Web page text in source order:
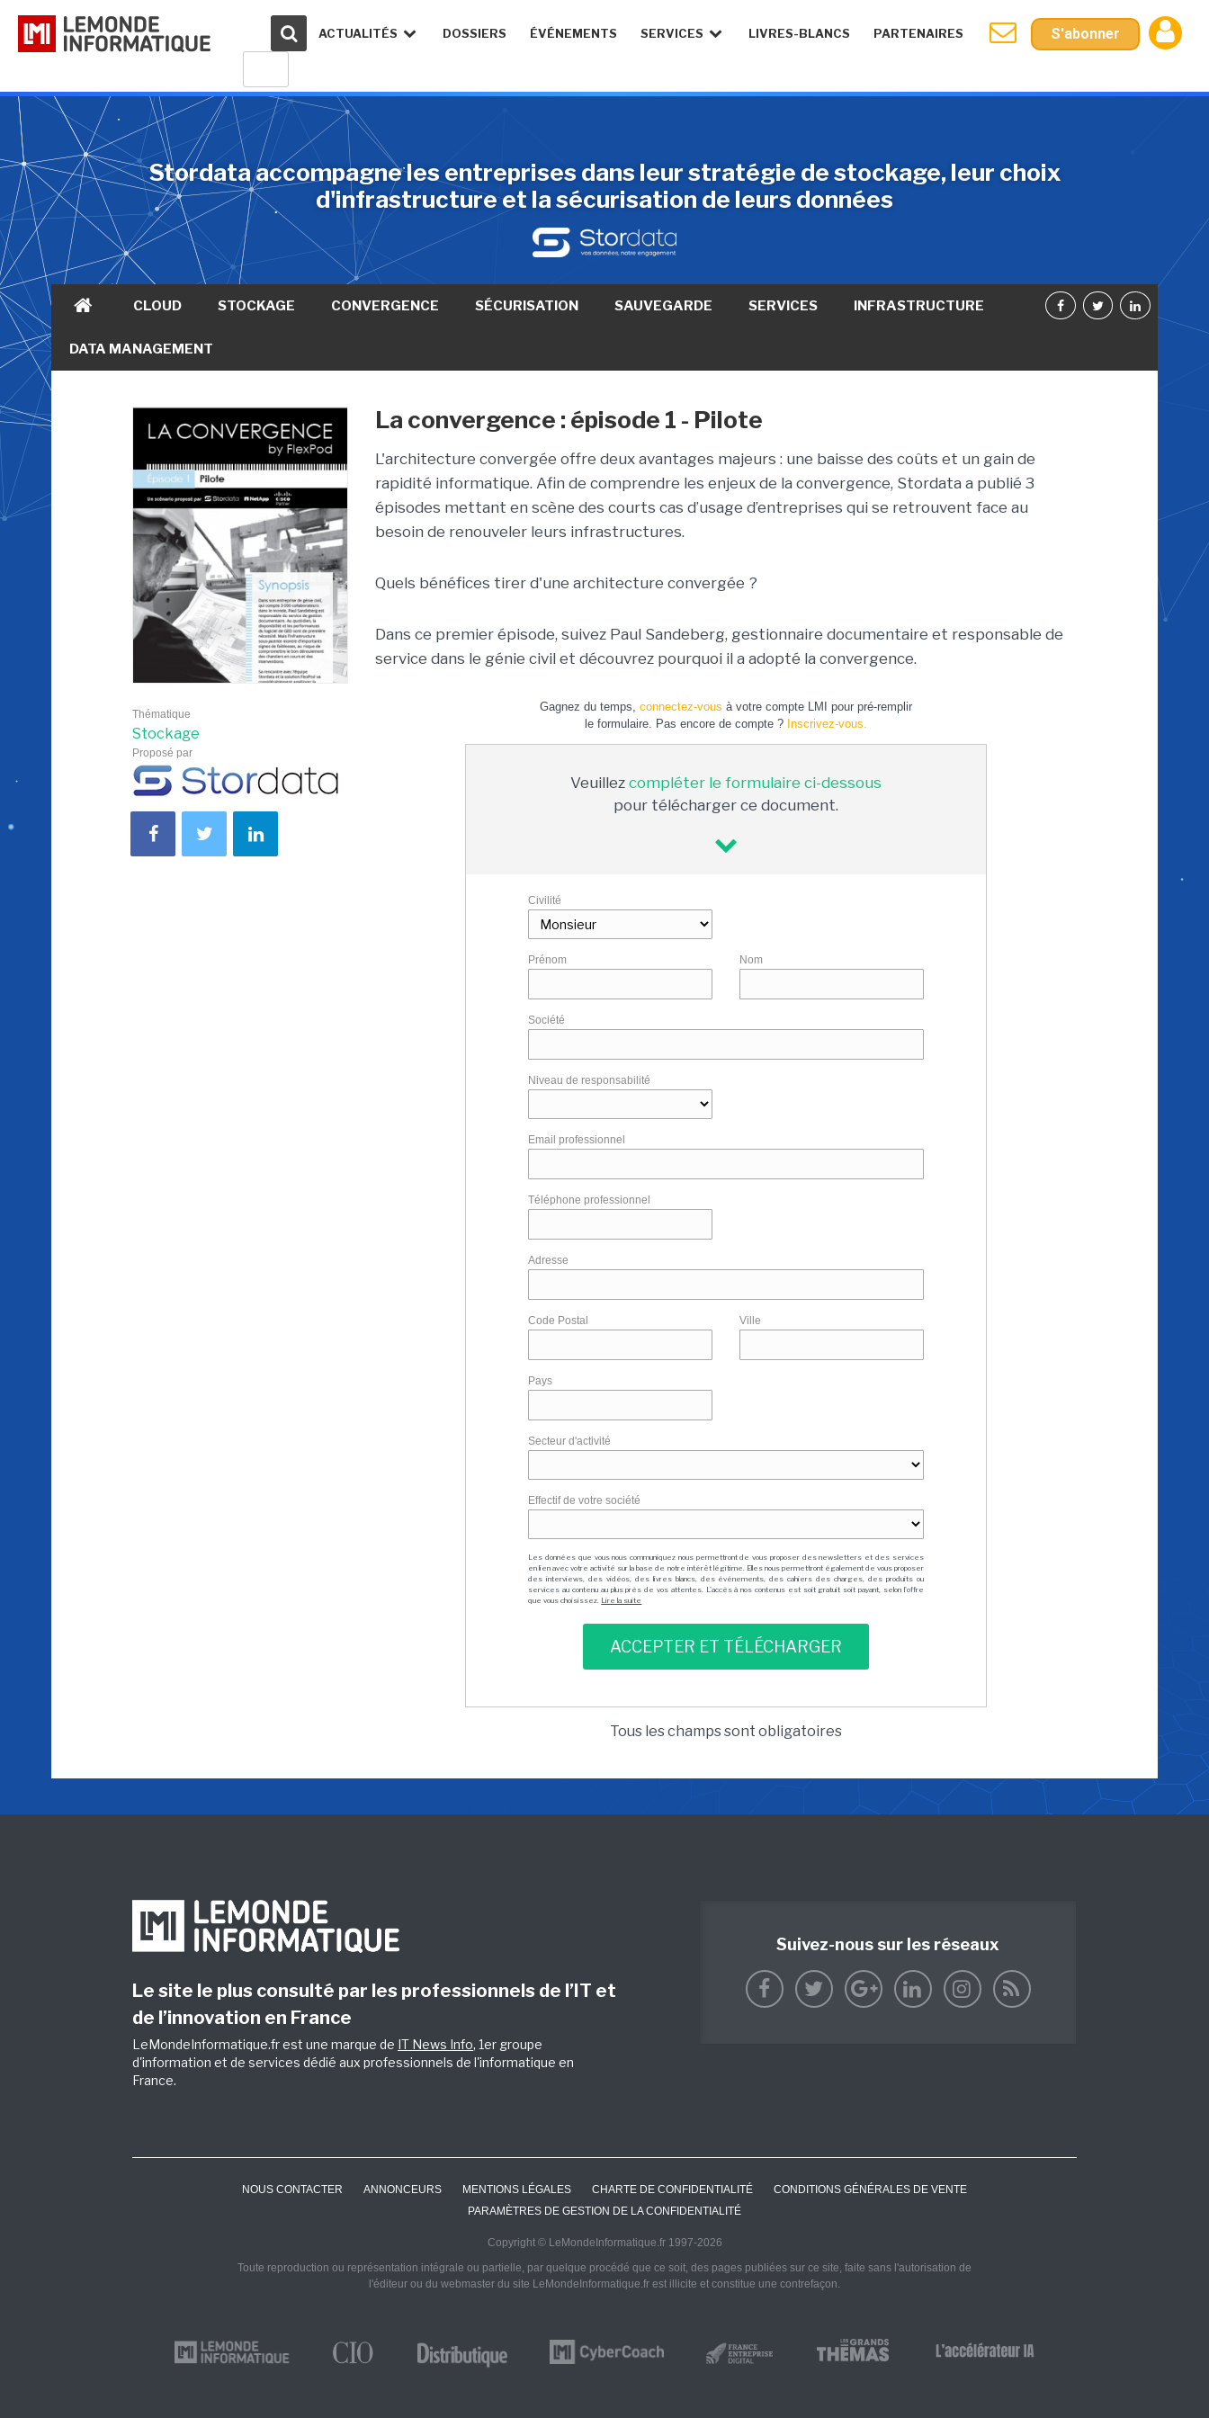
ACTUALITÉS DOSSIERS ÉVÉNEMENTS SERVICES LIVRES-BLANCS PARTENAIRES S'abonner
Stordata accompagne les entreprises dans leur stratégie de stockage, leur choix
d'infrastructure et la sécurisation de leurs données
CLOUD STOCKAGE CONVERGENCE SÉCURISATION SAUVEGARDE SERVICES INFRASTRUCTURE
DATA MANAGEMENT
Thématique
Stockage
Proposé par
La convergence : épisode 1 - Pilote
L'architecture convergée offre deux avantages majeurs : une baisse des coûts et un gain de
rapidité informatique. Afin de comprendre les enjeux de la convergence, Stordata a publié 3
épisodes mettant en scène des courts cas d’usage d’entreprises qui se retrouvent face au
besoin de renouveler leurs infrastructures.
Quels bénéfices tirer d'une architecture convergée ?
Dans ce premier épisode, suivez Paul Sandeberg, gestionnaire documentaire et responsable de
service dans le génie civil et découvrez pourquoi il a adopté la convergence.
Gagnez du temps, connectez-vous à votre compte LMI pour pré-remplir
le formulaire. Pas encore de compte ? Inscrivez-vous.
Veuillez compléter le formulaire ci-dessous
pour télécharger ce document.
Civilité
Prénom Nom
Société
Niveau de responsabilité
Email professionnel
Téléphone professionnel
Adresse
Code Postal Ville
Pays
Secteur d'activité
Effectif de votre société
Les données que vous nous communiquez nous permettront de vous proposer des newsletters et des services
en lien avec votre activité sur la base de notre intérêt légitime. Elles nous permettront également de vous proposer
des interviews, des vidéos, des livres blancs, des événements, des cahiers des charges, des produits ou
services au contenu au plus près de vos attentes. L'accès à nos contenus est soit gratuit soit payant, selon l'offre
que vous choisissez. Lire la suite
Tous les champs sont obligatoires
Le site le plus consulté par les professionnels de l’IT et
de l’innovation en France
LeMondeInformatique.fr est une marque de IT News Info, 1er groupe
d'information et de services dédié aux professionnels de l'informatique en
France.
Suivez-nous sur les réseaux
NOUS CONTACTER ANNONCEURS MENTIONS LÉGALES CHARTE DE CONFIDENTIALITÉ
CONDITIONS GÉNÉRALES DE VENTE
PARAMÈTRES DE GESTION DE LA CONFIDENTIALITÉ
Copyright © LeMondeInformatique.fr 1997-2026
Toute reproduction ou représentation intégrale ou partielle, par quelque procédé que ce soit, des pages publiées sur ce site, faite sans l'autorisation de
l'éditeur ou du webmaster du site LeMondeInformatique.fr est illicite et constitue une contrefaçon.